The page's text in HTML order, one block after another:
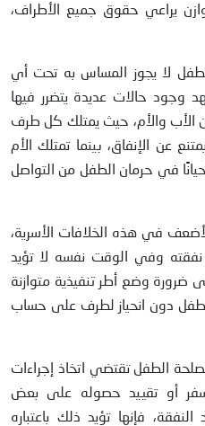
يراعي حقوق جميع الأطراف،
لا يجوز المساس به تحت أي
وجود حالات عديدة يتضرر فيها
بين الأب والأم، حيث يمتلك كل طرف
عن الإنفاق، بينما تمتلك الأم
في حرمان الطفل من التواصل
في هذه الخلافات الأسرية،
نفقته وفي الوقت نفسه لا تؤيد
ضرورة وضع أطر تنفيذية متوازنة
دون انحياز لطرف على حساب
الطفل تقتضي اتخاذ إجراءات
أو تقييد حصوله على بعض
فإنها تؤيد ذلك باعتباره